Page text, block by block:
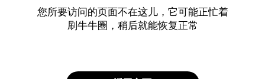
您所要访问的页面不在这儿，它可能正忙着
刷牛牛圈，稍后就能恢复正常